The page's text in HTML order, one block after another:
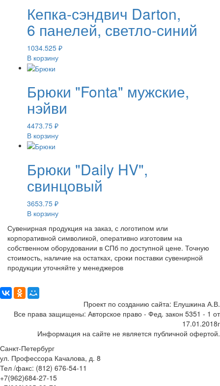
Кепка-сэндвич Darton,
6 панелей, светло-синий
1034.525 ₽
В корзину
Брюки "Fonta" мужские,
нэйви
4473.75 ₽
В корзину
Брюки "Daily HV",
свинцовый
3653.75 ₽
В корзину
Сувенирная продукция на заказ, с логотипом или
корпоративной символикой, оперативно изготовим на
собственном оборудовании в СПб по доступной цене. Точную
стоимость, наличие на остатках, сроки поставки сувенирной
продукции уточняйте у менеджеров
Проект по созданию сайта: Елушкина А.В.
Все права защищены: Авторское право - Фед. закон 5351 - 1 от
17.01.2018г
Информация на сайте не является публичной офертой.
Санкт-Петербург
ул. Профессора Качалова, д. 8
Тел /факс: (812) 676-54-11
+7(962)684-27-15